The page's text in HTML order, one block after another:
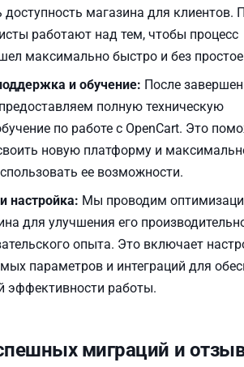
магазина для клиентов.
работают над тем, чтобы процесс
максимально быстро и без
и обучение: После
полную техническую
по работе с OpenCart. Это
новую платформу и
ее возможности.
настройка: Мы проводим
для улучшения его
опыта. Это включает
параметров и интеграций для
эффективности работы.
миграций и